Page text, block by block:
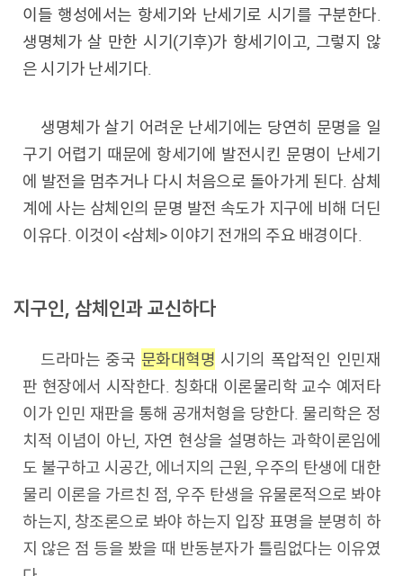
이들 행성에서는 항세기와 난세기로 시기를 구분한다.
생명체가 살 만한 시기(기후)가 항세기이고, 그렇지 않
은 시기가 난세기다.
생명체가 살기 어려운 난세기에는 당연히 문명을 일
구기 어렵기 때문에 항세기에 발전시킨 문명이 난세기
에 발전을 멈추거나 다시 처음으로 돌아가게 된다. 삼체
계에 사는 삼체인의 문명 발전 속도가 지구에 비해 더딘
이유다. 이것이 <삼체> 이야기 전개의 주요 배경이다.
지구인, 삼체인과 교신하다
드라마는 중국 문화대혁명 시기의 폭압적인 인민재
판 현장에서 시작한다. 칭화대 이론물리학 교수 예저타
이가 인민 재판을 통해 공개처형을 당한다. 물리학은 정
치적 이념이 아닌, 자연 현상을 설명하는 과학이론임에
도 불구하고 시공간, 에너지의 근원, 우주의 탄생에 대한
물리 이론을 가르친 점, 우주 탄생을 유물론적으로 봐야
하는지, 창조론으로 봐야 하는지 입장 표명을 분명히 하
지 않은 점 등을 봤을 때 반동분자가 틀림없다는 이유였